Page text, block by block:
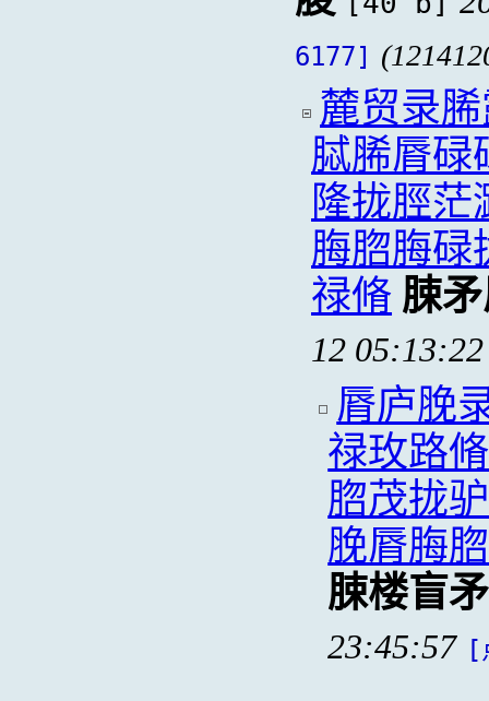
6177]
麓贸录
脦脪脣碌
隆拢脛
脢脗脢碌
禄脩 脨
12 05:13:22
脣庐脕
禄玫路
脗茂拢
脕脣脢
脨楼盲
23:45:57 [